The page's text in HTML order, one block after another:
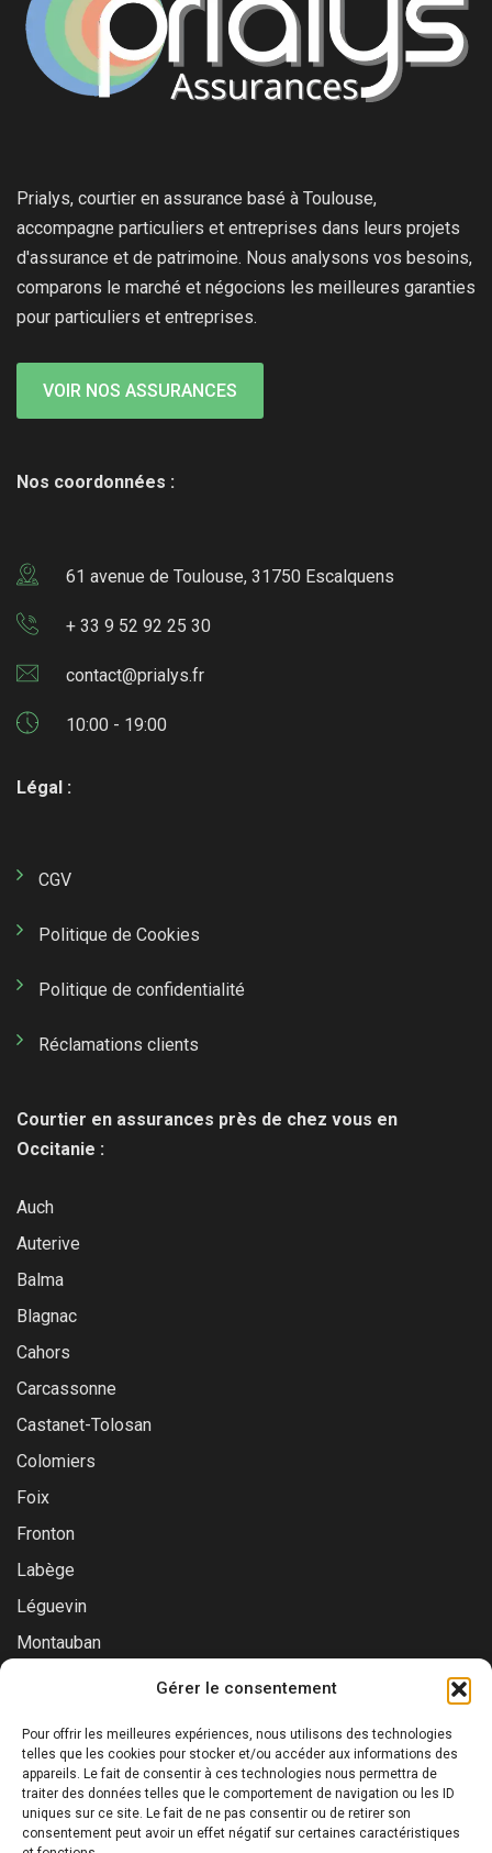
Gérer le consentement
Pour offrir les meilleures expériences, nous utilisons des technologies
telles que les cookies pour stocker et/ou accéder aux informations des
appareils. Le fait de consentir à ces technologies nous permettra de
traiter des données telles que le comportement de navigation ou les ID
uniques sur ce site. Le fait de ne pas consentir ou de retirer son
consentement peut avoir un effet négatif sur certaines caractéristiques
Prialys, courtier en assurance basé à Toulouse,
accompagne particuliers et entreprises dans leurs projets
d'assurance et de patrimoine. Nous analysons vos besoins,
comparons le marché et négocions les meilleures garanties
pour particuliers et entreprises.
VOIR NOS ASSURANCES
Nos coordonnées :
61 avenue de Toulouse, 31750 Escalquens
+ 33 9 52 92 25 30
contact@prialys.fr
10:00 - 19:00
Légal :
CGV
Politique de Cookies
Politique de confidentialité
Réclamations clients
Courtier en assurances près de chez vous en
Occitanie :
Auch
Auterive
Balma
Blagnac
Cahors
Carcassonne
Castanet-Tolosan
Colomiers
Foix
Fronton
Labège
Léguevin
Montauban
Saint-Lys
Tournefeuille
Toulouse